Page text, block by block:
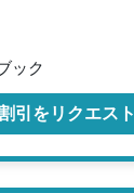
ック
引をリクエスト